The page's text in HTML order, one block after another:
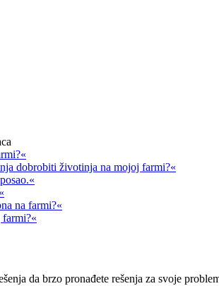
dobrobiti životinja na mojoj farmi?«
na farmi?«
da brzo pronađete rešenja za svoje